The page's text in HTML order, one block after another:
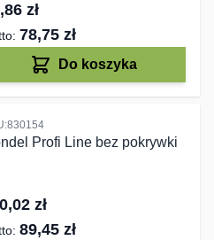
zł
78,75 zł
Do koszyka
Profi Line bez pokrywki
zł
89,45 zł